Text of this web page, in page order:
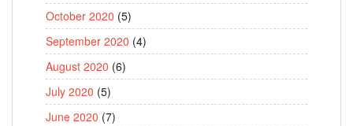
October 2020 (5)
September 2020 (4)
August 2020 (6)
July 2020 (5)
June 2020 (7)